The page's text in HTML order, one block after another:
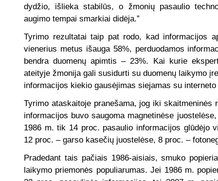
dydžio, išlieka stabilūs, o žmonių pasaulio
augimo tempai smarkiai didėja.”
Tyrimo rezultatai taip pat rodo, kad informacijos
vienerius metus išauga 58%, perduodamos
bendra duomenų apimtis – 23%. Kai kurie
ateityje žmonija gali susidurti su duomenų laikymo
informacijos kiekio gausėjimas siejamas su
Tyrimo ataskaitoje pranešama, jog iki skaitmeninės
informacijos buvo saugoma magnetinėse
1986 m. tik 14 proc. pasaulio informacijos glūdėjo
12 proc. – garso kasečių juostelėse, 8 proc. –
Pradedant tais pačiais 1986-aisiais, smuko
laikymo priemonės populiarumas. Jei 1986 m.